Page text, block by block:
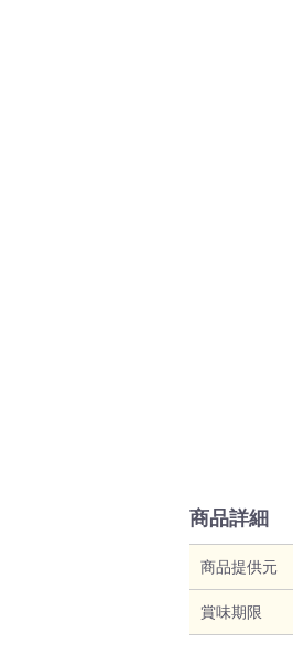
商品詳細
商品提供元
賞味期限